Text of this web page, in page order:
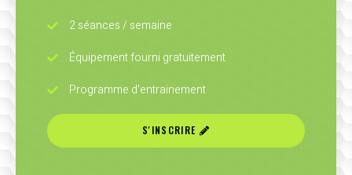
2 séances / semaine
Équipement fourni gratuitement
Programme d'entrainement
S'INSCRIRE